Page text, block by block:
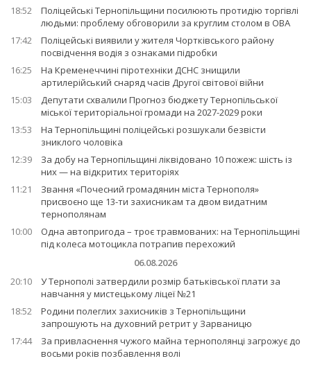
18:52
Поліцейські Тернопільщини посилюють протидію торгівлі
людьми: проблему обговорили за круглим столом в ОВА
17:42
Поліцейські виявили у жителя Чортківського району
посвідчення водія з ознаками підробки
16:25
На Кременеччині піротехніки ДСНС знищили
артилерійський снаряд часів Другої світової війни
15:03
Депутати схвалили Прогноз бюджету Тернопільської
міської територіальної громади на 2027-2029 роки
13:53
На Тернопільщині поліцейські розшукали безвісти
зниклого чоловіка
12:39
За добу на Тернопільщині ліквідовано 10 пожеж: шість із
них — на відкритих територіях
11:21
Звання «Почесний громадянин міста Тернополя»
присвоєно ще 13-ти захисникам та двом видатним
тернополянам
10:00
Одна автопригода – троє травмованих: на Тернопільщині
під колеса мотоцикла потрапив перехожий
06.08.2026
20:10
У Тернополі затвердили розмір батьківської плати за
навчання у мистецькому ліцеї №21
18:52
Родини полеглих захисників з Тернопільщини
запрошують на духовний ретрит у Зарваницю
17:44
За привласнення чужого майна тернополянці загрожує до
восьми років позбавлення волі